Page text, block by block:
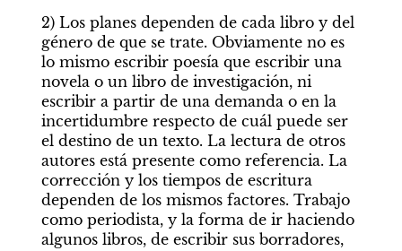
2) Los planes dependen de cada libro y del
género de que se trate. Obviamente no es
lo mismo escribir poesía que escribir una
novela o un libro de investigación, ni
escribir a partir de una demanda o en la
incertidumbre respecto de cuál puede ser
el destino de un texto. La lectura de otros
autores está presente como referencia. La
corrección y los tiempos de escritura
dependen de los mismos factores. Trabajo
como periodista, y la forma de ir haciendo
algunos libros, de escribir sus borradores,